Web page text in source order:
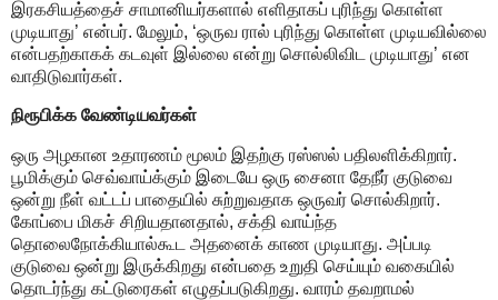
இரகசியத்தைச் சாமானியர்களால் எளிதாகப் புரிந்து கொள்ள
முடியாது’ என்பர். மேலும், ‘ஒருவ ரால் புரிந்து கொள்ள முடியவில்லை
என்பதற்காகக் கடவுள் இல்லை என்று சொல்லிவிட முடியாது’ என
வாதிடுவார்கள்.
நிரூபிக்க வேண்டியவர்கள்
ஒரு அழகான உதாரணம் மூலம் இதற்கு ரஸ்ஸல் பதிலளிக்கிறார்.
பூமிக்கும் செவ்வாய்க்கும் இடையே ஒரு சைனா தேநீர் குடுவை
ஒன்று நீள் வட்டப் பாதையில் சுற்றுவதாக ஒருவர் சொல்கிறார்.
கோப்பை மிகச் சிறியதானதால், சக்தி வாய்ந்த
தொலைநோக்கியால்கூட அதனைக் காண முடியாது. அப்படி
குடுவை ஒன்று இருக்கிறது என்பதை உறுதி செய்யும் வகையில்
தொடர்ந்து கட்டுரைகள் எழுதப்படுகிறது. வாரம் தவறாமல்